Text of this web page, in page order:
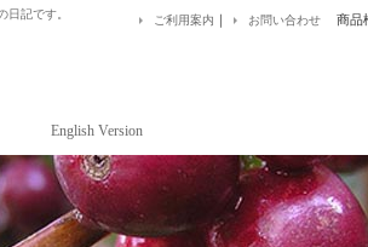
English Version
日記です。 ご利用案内 ｜ お問い合わせ 商品